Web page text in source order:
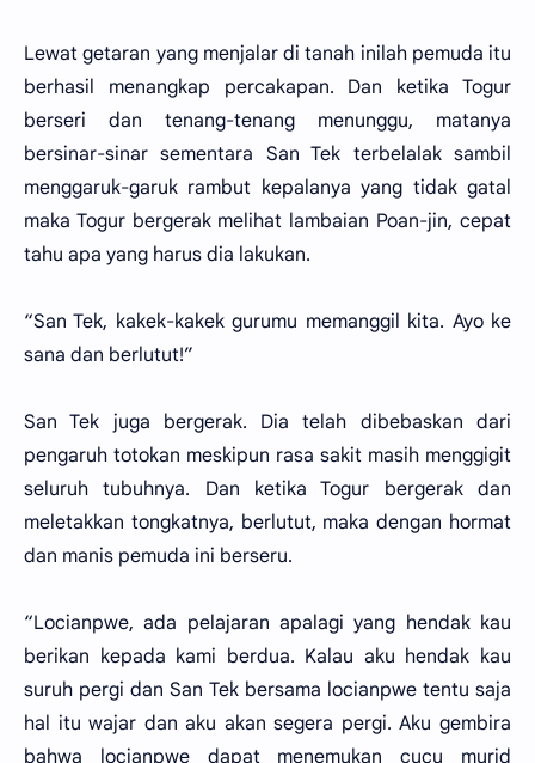
Lewat getaran yang menjalar di tanah inilah pemuda itu
berhasil menangkap percakapan. Dan ketika Togur
berseri dan tenang-tenang menunggu, matanya
bersinar-sinar sementara San Tek terbelalak sambil
menggaruk-garuk rambut kepalanya yang tidak gatal
maka Togur bergerak melihat lambaian Poan-jin, cepat
tahu apa yang harus dia lakukan.
“San Tek, kakek-kakek gurumu memanggil kita. Ayo ke
sana dan berlutut!”
San Tek juga bergerak. Dia telah dibebaskan dari
pengaruh totokan meskipun rasa sakit masih menggigit
seluruh tubuhnya. Dan ketika Togur bergerak dan
meletakkan tongkatnya, berlutut, maka dengan hormat
dan manis pemuda ini berseru.
“Locianpwe, ada pelajaran apalagi yang hendak kau
berikan kepada kami berdua. Kalau aku hendak kau
suruh pergi dan San Tek bersama locianpwe tentu saja
hal itu wajar dan aku akan segera pergi. Aku gembira
bahwa locianpwe dapat menemukan cucu murid